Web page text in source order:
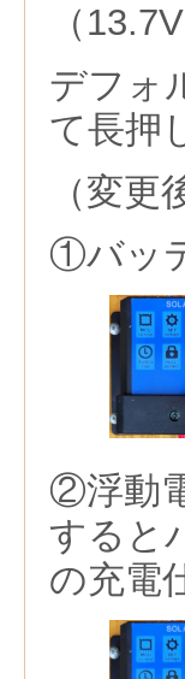
（
デフォ
て長押
（変更
①バッ
②浮動
すると
の充電